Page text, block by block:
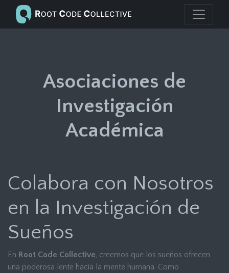
Asociaciones de
Investigación
Académica
Colabora con Nosotros
en la Investigación de
Sueños
En Root Code Collective, creemos que los sueños ofrecen
una poderosa lente hacia la mente humana. Como